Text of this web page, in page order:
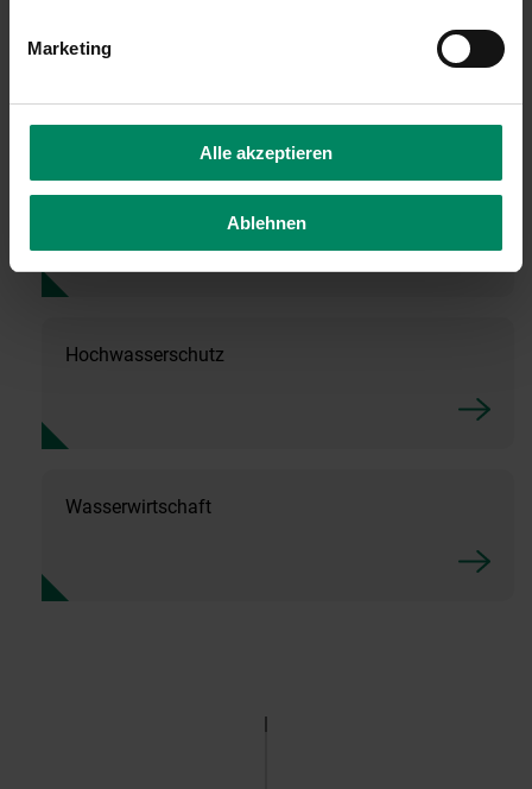
Marketing
Alle akzeptieren
Ablehnen
Regionalprogramme
Landesförderungen
Hochwasserschutz
Wasserwirtschaft